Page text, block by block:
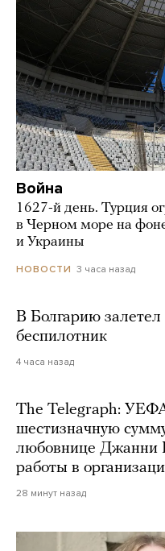
Война
1627-й день. Турция
в Черном море на
и Украины
НОВОСТИ 3 часа назад
В Болгарию залетел
беспилотник
4 часа назад
The Telegraph:
шестизначную
любовнице Джанни
работы в
28 минут назад